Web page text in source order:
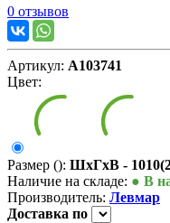
0 отзывов
Артикул: А103741
Цвет:
Размер (): ШxГxВ -
Наличие на складе: ● В
Производитель: Левмар
Доставка по